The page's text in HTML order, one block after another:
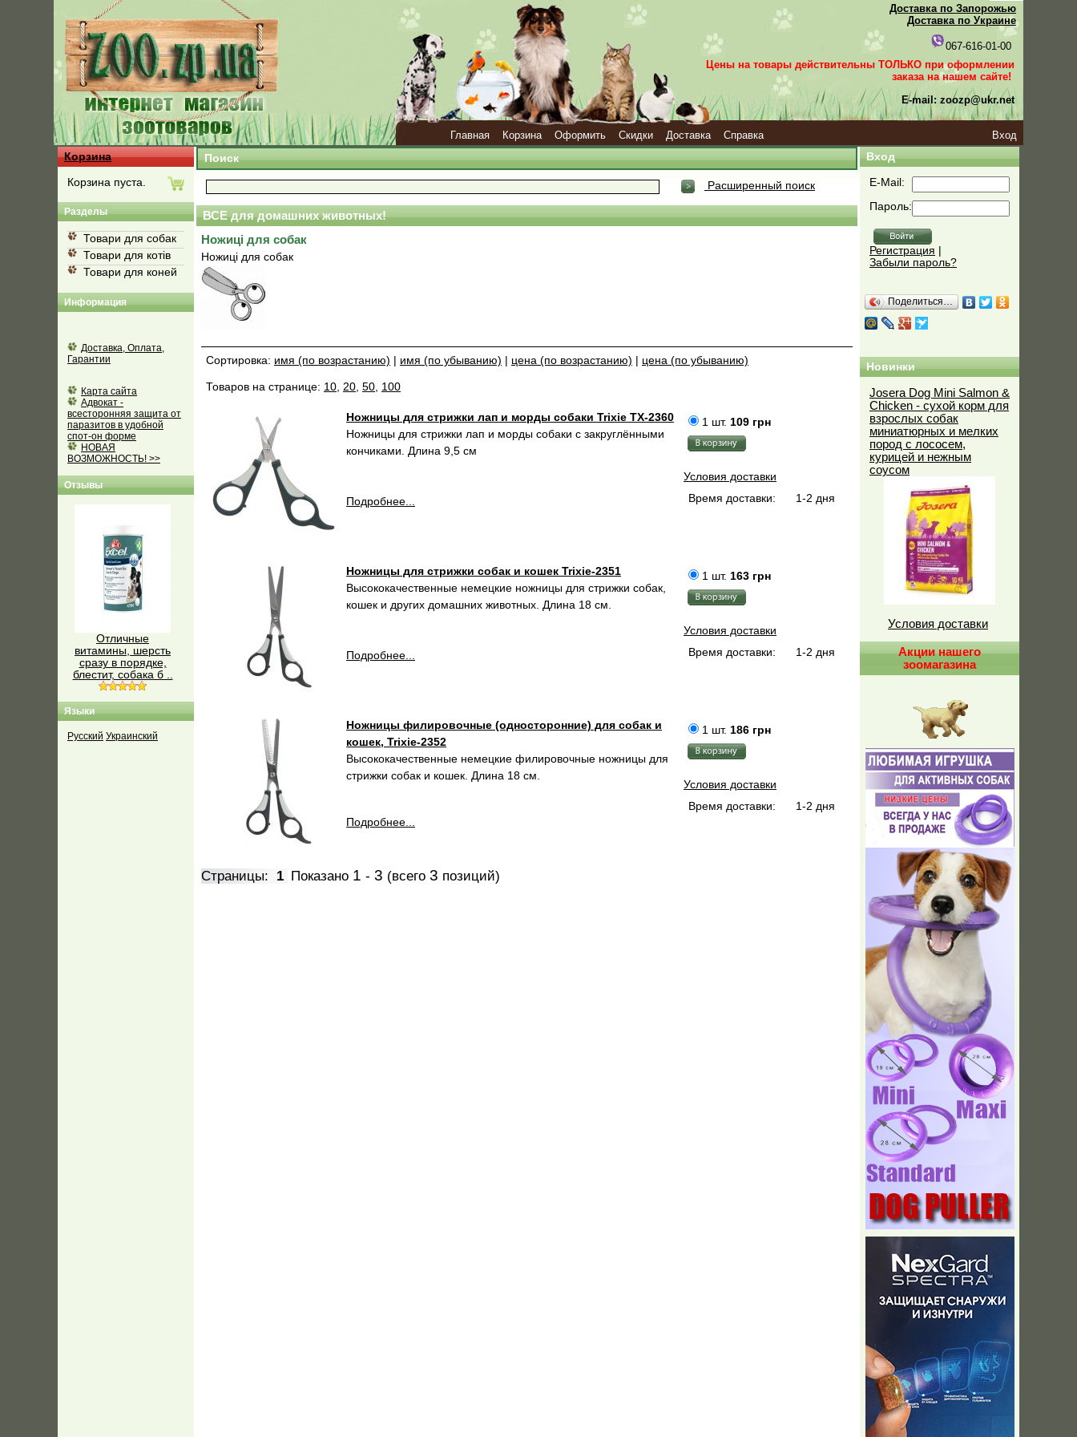
Доставка по Запорожью
Доставка по Украине
067-616-01-00
Цены на товары действительны ТОЛЬКО при оформлении
заказа на нашем сайте!
E-mail: zoozp@ukr.net
Главная Корзина Оформить Скидки Доставка Справка
Вход
Корзина
Корзина пуста.
Разделы
Товари для собак
Товари для котів
Товари для коней
Информация
Доставка, Оплата,
Гарантии
Карта сайта
Адвокат -
всесторонняя защита от
паразитов в удобной
спот-он форме
НОВАЯ
ВОЗМОЖНОСТЬ! >>
Отзывы
Отличные
витамины, шерсть
сразу в порядке,
блестит, собака б ..
Языки
Русский Украинский
Поиск
Расширенный поиск
ВСЕ для домашних животных!
Ножиці для собак
Ножиці для собак
Сортировка: имя (по возрастанию) | имя (по убыванию) | цена (по возрастанию) | цена (по убыванию)
Товаров на странице: 10 20 50 100
Ножницы для стрижки лап и морды собаки Trixie TX-2360
Ножницы для стрижки лап и морды собаки c закруглёнными
кончиками. Длина 9,5 см
Подробнее...
1 шт. 109 грн
Условия доставки
Время доставки:
1-2 дня
Ножницы для стрижки собак и кошек Trixie-2351
Высококачественные немецкие ножницы для стрижки собак,
кошек и других домашних животных. Длина 18 см.
Подробнее...
1 шт. 163 грн
Условия доставки
Время доставки:
1-2 дня
Ножницы филировочные (односторонние) для собак и
кошек, Trixie-2352
Высококачественные немецкие филировочные ножницы для
стрижки собак и кошек. Длина 18 см.
Подробнее...
1 шт. 186 грн
Условия доставки
Время доставки:
1-2 дня
Страницы: 1 Показано 1 - 3 (всего 3 позиций)
Вход
E-Mail:
Пароль:
Регистрация
Забыли пароль?
Поделиться…
Новинки
Josera Dog Mini Salmon &
Chicken - сухой корм для
взрослых собак
миниатюрных и мелких
пород с лососем,
курицей и нежным
соусом
Условия доставки
Акции нашего
зоомагазина